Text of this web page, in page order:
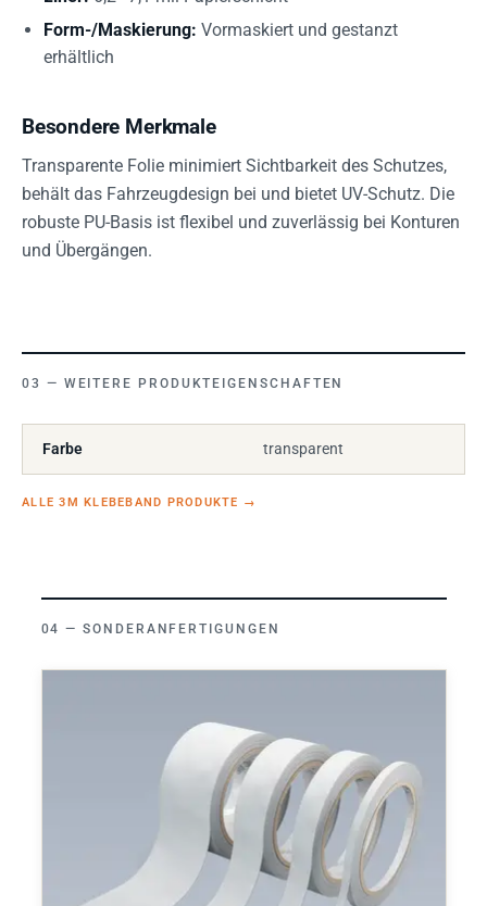
Form-/Maskierung: Vormaskiert und gestanzt
erhältlich
Besondere Merkmale
Transparente Folie minimiert Sichtbarkeit des Schutzes,
behält das Fahrzeugdesign bei und bietet UV-Schutz. Die
robuste PU-Basis ist flexibel und zuverlässig bei Konturen
und Übergängen.
WEITERE PRODUKTEIGENSCHAFTEN
Farbe transparent
ALLE 3M KLEBEBAND PRODUKTE →
SONDERANFERTIGUNGEN